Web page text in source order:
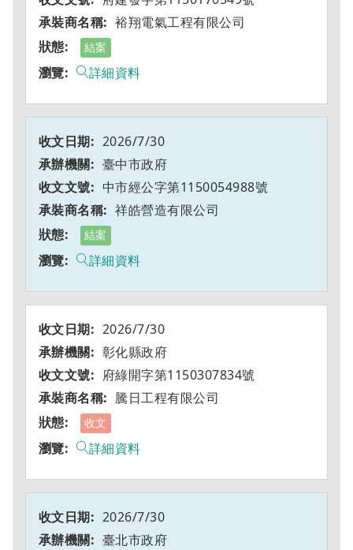
裕翔電氣工程有限公司
結案
詳細資料
2026/7/30
臺中市政府
中市經公字第1150054988號
祥皓營造有限公司
結案
詳細資料
2026/7/30
彰化縣政府
府綠開字第1150307834號
騰日工程有限公司
收文
詳細資料
2026/7/30
臺北市政府